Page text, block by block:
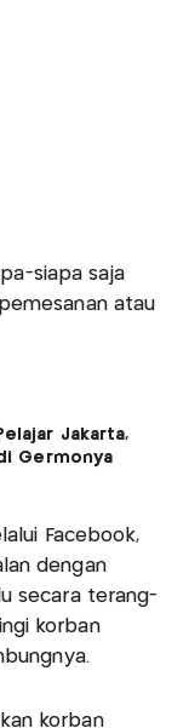
siapa saja
atau
Jakarta,
Germonya
Facebook,
dengan
secara terang-
korban
korban